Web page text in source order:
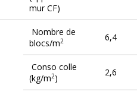
mur CF)
Nombre de
blocs/m2 6,4
Conso colle
(kg/m2)
2,6